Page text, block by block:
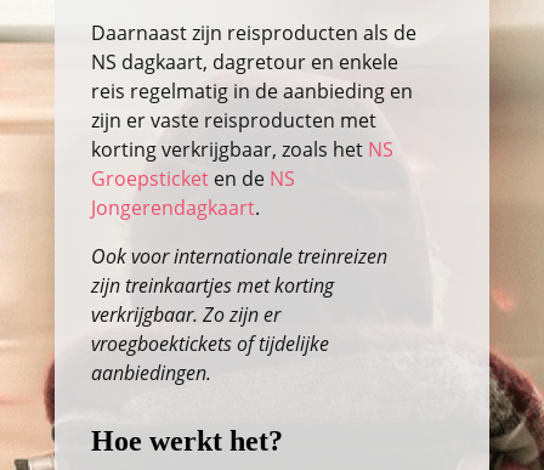
Daarnaast zijn reisproducten als de
NS dagkaart, dagretour en enkele
reis regelmatig in de aanbieding en
zijn er vaste reisproducten met
korting verkrijgbaar, zoals het NS
Groepsticketen de NS
Jongerendagkaart.
Ook voor internationale treinreizen
zijn treinkaartjes met korting
verkrijgbaar. Zo zijn er
vroegboektickets of tijdelijke
aanbiedingen.
Hoe werkt het?